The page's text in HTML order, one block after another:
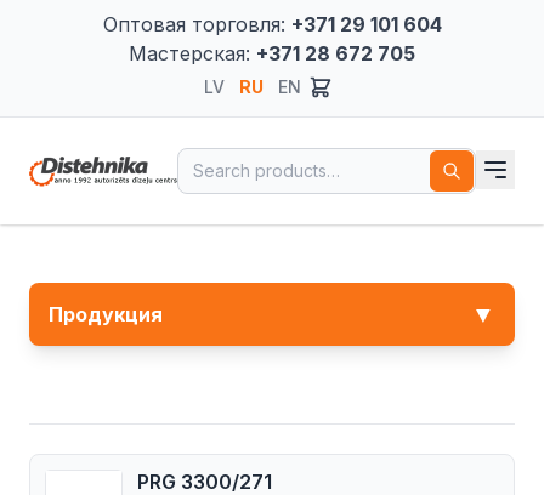
Оптовая торговля: +371 29 101 604
Мастерская: +371 28 672 705
LV RU EN
Search for:
Продукция ▼
PRG 3300/271